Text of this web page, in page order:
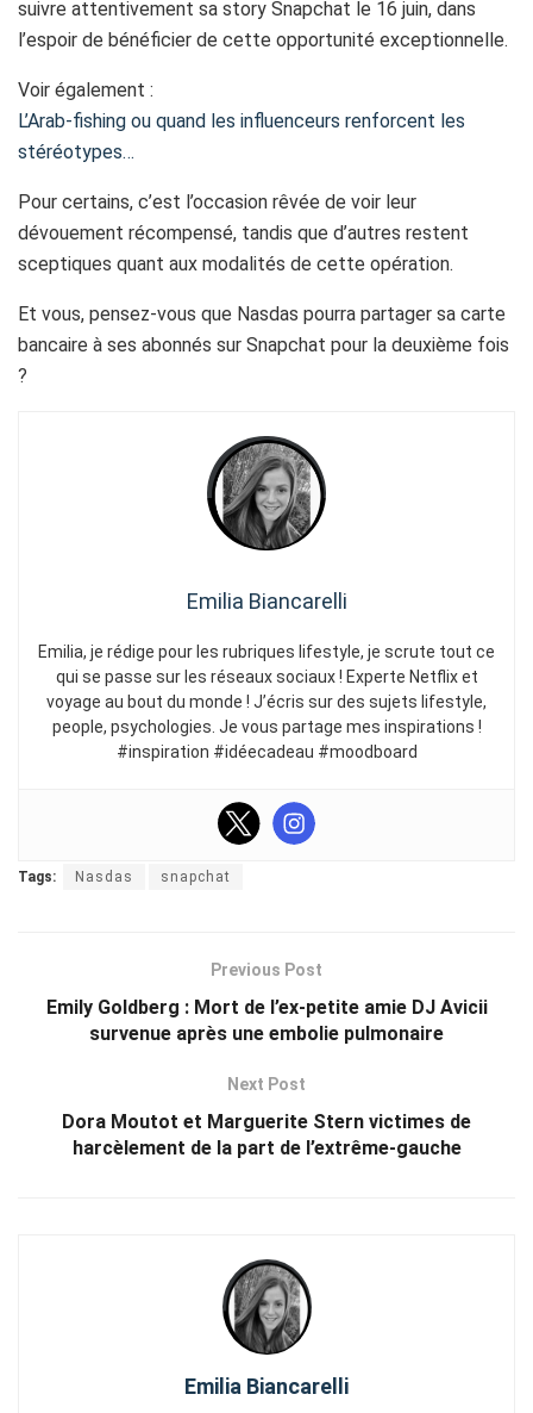
suivre attentivement sa story Snapchat le 16 juin, dans
l’espoir de bénéficier de cette opportunité exceptionnelle.
Voir également :
L’Arab-fishing ou quand les influenceurs renforcent les
stéréotypes…
Pour certains, c’est l’occasion rêvée de voir leur
dévouement récompensé, tandis que d’autres restent
sceptiques quant aux modalités de cette opération.
Et vous, pensez-vous que Nasdas pourra partager sa carte
bancaire à ses abonnés sur Snapchat pour la deuxième fois
?
Emilia Biancarelli
Emilia, je rédige pour les rubriques lifestyle, je scrute tout ce
qui se passe sur les réseaux sociaux ! Experte Netflix et
voyage au bout du monde ! J’écris sur des sujets lifestyle,
people, psychologies. Je vous partage mes inspirations !
#inspiration #idéecadeau #moodboard
Tags: Nasdas snapchat
Previous Post
Emily Goldberg : Mort de l’ex-petite amie DJ Avicii
survenue après une embolie pulmonaire
Next Post
Dora Moutot et Marguerite Stern victimes de
harcèlement de la part de l’extrême-gauche
Emilia Biancarelli